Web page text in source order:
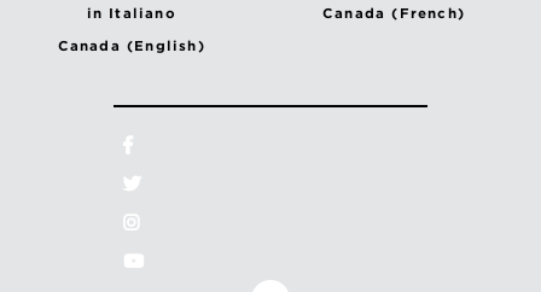
in Italiano
Canada (French)
Canada (English)